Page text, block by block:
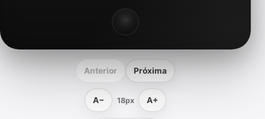
Anterior Próxima
A− 18px A+